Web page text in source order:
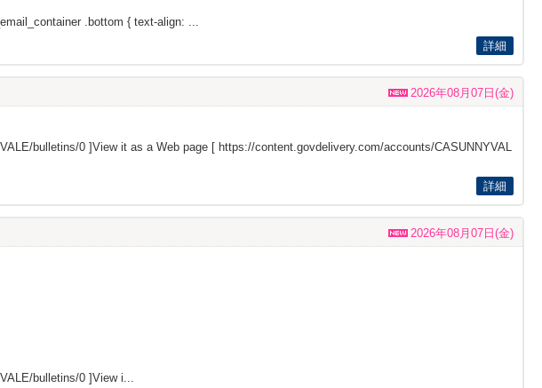
.bottom { text-align: ...
詳細
2026年08月07日(金)
bulletins/0 ]View it as a Web page [ https://content.govdelivery.com/accounts/CASUNNYVAL
詳細
2026年08月07日(金)
bulletins/0 ]View i...